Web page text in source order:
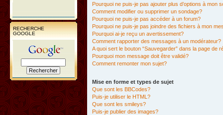
RECHERCHE
GOOGLE
Pourquoi ne puis-je pas ajouter plus d’options à mon
Comment modifier ou supprimer un sondage?
Pourquoi ne puis-je pas accéder à un forum?
Pourquoi ne puis-je pas joindre des fichiers à mon
Pourquoi ai-je reçu un avertissement?
Comment rapporter des messages à un modérateur?
A quoi sert le bouton “Sauvegarder” dans la page de
Pourquoi mon message doit être validé?
Comment remonter mon sujet?
Mise en forme et types de sujet
Que sont les BBCodes?
Puis-je utiliser le HTML?
Que sont les smileys?
Puis-je publier des images?